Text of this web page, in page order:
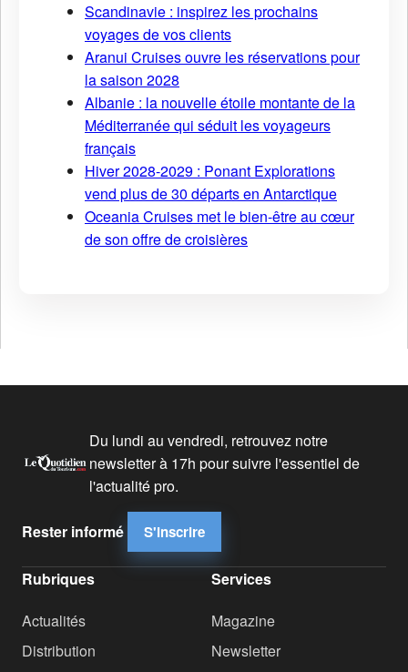
Scandinavie : inspirez les prochains
voyages de vos clients
Aranui Cruises ouvre les réservations pour
la saison 2028
Albanie : la nouvelle étoile montante de la
Méditerranée qui séduit les voyageurs
français
Hiver 2028-2029 : Ponant Explorations
vend plus de 30 départs en Antarctique
Oceania Cruises met le bien-être au cœur
de son offre de croisières
Du lundi au vendredi, retrouvez notre
newsletter à 17h pour suivre l'essentiel de
l'actualité pro.
Rester informé S'inscrire
Rubriques
Actualités
Distribution
Services
Magazine
Newsletter